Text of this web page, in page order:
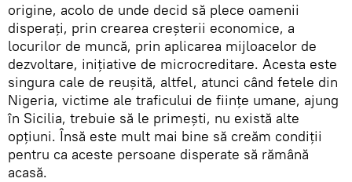
origine, acolo de unde decid să plece oamenii
disperați, prin crearea creșterii economice, a
locurilor de muncă, prin aplicarea mijloacelor de
dezvoltare, inițiative de microcreditare. Acesta este
singura cale de reușită, altfel, atunci când fetele din
Nigeria, victime ale traficului de ființe umane, ajung
în Sicilia, trebuie să le primești, nu există alte
opțiuni. Însă este mult mai bine să creăm condiții
pentru ca aceste persoane disperate să rămână
acasă.